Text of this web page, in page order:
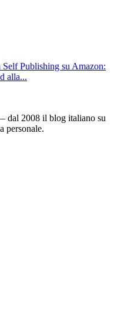
Publishing su Amazon:
alla...
2008 il blog italiano su
personale.